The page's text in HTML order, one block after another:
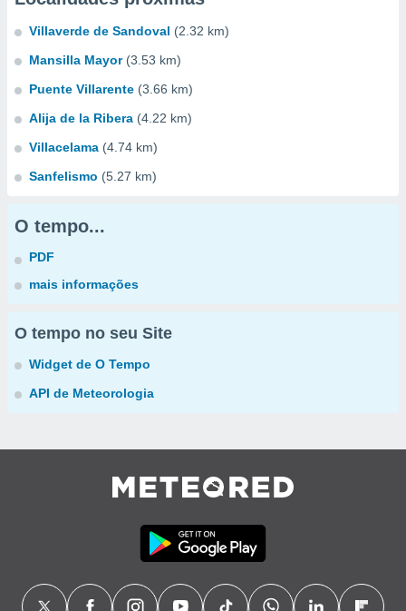
Villaverde de Sandoval (2.32 km)
Mansilla Mayor (3.53 km)
Puente Villarente (3.66 km)
Alija de la Ribera (4.22 km)
Villacelama (4.74 km)
Sanfelismo (5.27 km)
O tempo...
PDF
mais informações
O tempo no seu Site
Widget de O Tempo
API de Meteorologia